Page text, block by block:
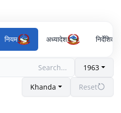
नियम अध्यादेश निर्देशिका
1963
Khanda Reset